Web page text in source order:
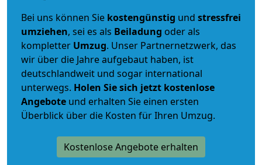
Bei uns können Sie kostengünstig und stressfrei
umziehen, sei es als Beiladung oder als
kompletter Umzug. Unser Partnernetzwerk, das
wir über die Jahre aufgebaut haben, ist
deutschlandweit und sogar international
unterwegs. Holen Sie sich jetzt kostenlose
Angebote und erhalten Sie einen ersten
Überblick über die Kosten für Ihren Umzug.
Kostenlose Angebote erhalten